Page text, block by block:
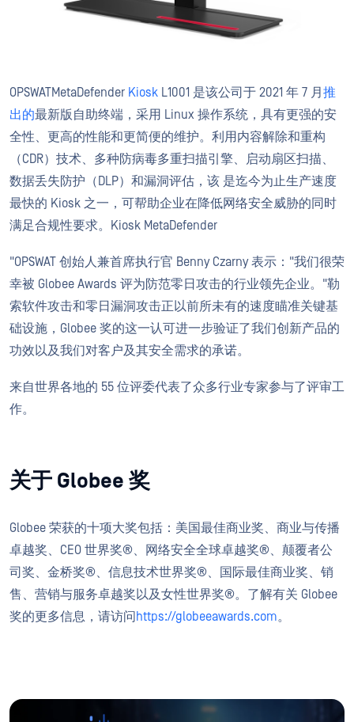
OPSWATMetaDefender Kiosk L1001 是该公司于 2021 年 7 月 推
出的最新版自助终端，采用 Linux 操作系统，具有更强的安
全性、更高的性能和更简便的维护。利用内容解除和重构
（CDR）技术、多种防病毒多重扫描引擎、启动扇区扫描、
数据丢失防护（DLP）和漏洞评估，该 是迄今为止生产速度
最快的 Kiosk 之一，可帮助企业在降低网络安全威胁的同时
满足合规性要求。Kiosk MetaDefender
"OPSWAT 创始人兼首席执行官 Benny Czarny 表示："我们很荣
幸被 Globee Awards 评为防范零日攻击的行业领先企业。"勒
索软件攻击和零日漏洞攻击正以前所未有的速度瞄准关键基
础设施，Globee 奖的这一认可进一步验证了我们创新产品的
功效以及我们对客户及其安全需求的承诺。
来自世界各地的 55 位评委代表了众多行业专家参与了评审工
作。
关于 Globee 奖
Globee 荣获的十项大奖包括：美国最佳商业奖、商业与传播
卓越奖、CEO 世界奖®、网络安全全球卓越奖®、颠覆者公
司奖、金桥奖®、信息技术世界奖®、国际最佳商业奖、销
售、营销与服务卓越奖以及女性世界奖®。了解有关 Globee
奖的更多信息，请访问 https://globeeawards.com。